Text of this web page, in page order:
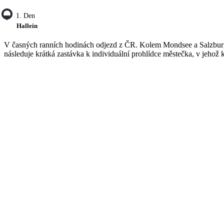
1. Den
Hallein
V časných ranních hodinách odjezd z ČR. Kolem Mondsee a
následuje krátká zastávka k individuální prohlídce městečka, v jehož